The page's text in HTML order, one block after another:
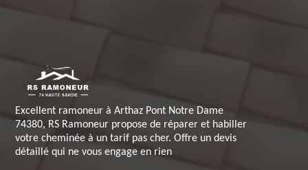
Excellent ramoneur à Arthaz Pont Notre Dame
74380, RS Ramoneur propose de réparer et habiller
votre cheminée à un tarif pas cher. Offre un devis
détaillé qui ne vous engage en rien